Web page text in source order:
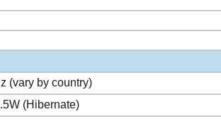
(vary by country)
(Hibernate)